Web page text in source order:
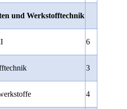
und Werkstofftechnik
6
3
4